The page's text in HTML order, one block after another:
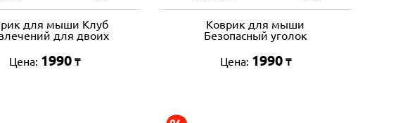
для мыши Клуб
для двоих
Цена: 1990 ₸
Коврик для мыши
Безопасный уголок
Цена: 1990 ₸